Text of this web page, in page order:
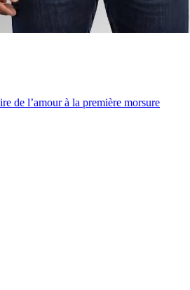
de l’amour à la première morsure